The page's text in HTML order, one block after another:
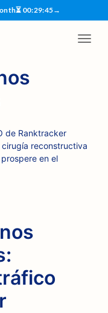
⏳ 00:29:44→
de Ranktracker
reconstructiva
en el